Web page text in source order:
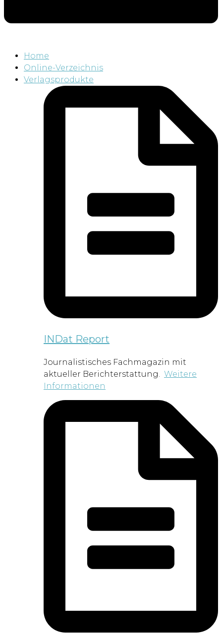
Home
Online-Verzeichnis
Verlagsprodukte
INDat Report
Journalistisches Fachmagazin mit
aktueller Berichterstattung. Weitere
Informationen